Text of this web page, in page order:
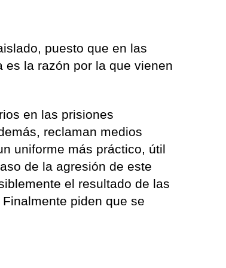
puesto que en las
la razón por la que vienen
en las prisiones
reclaman medios
uniforme más práctico, útil
de la agresión de este
el resultado de las
piden que se